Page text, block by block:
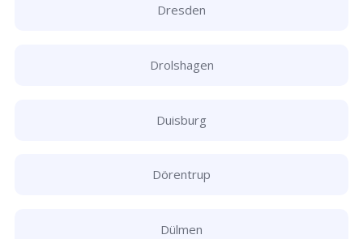
Dresden
Drolshagen
Duisburg
Dörentrup
Dülmen